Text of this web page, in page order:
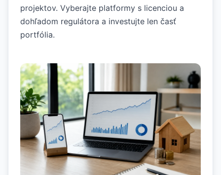
projektov. Vyberajte platformy s licenciou a
dohľadom regulátora a investujte len časť
portfólia.